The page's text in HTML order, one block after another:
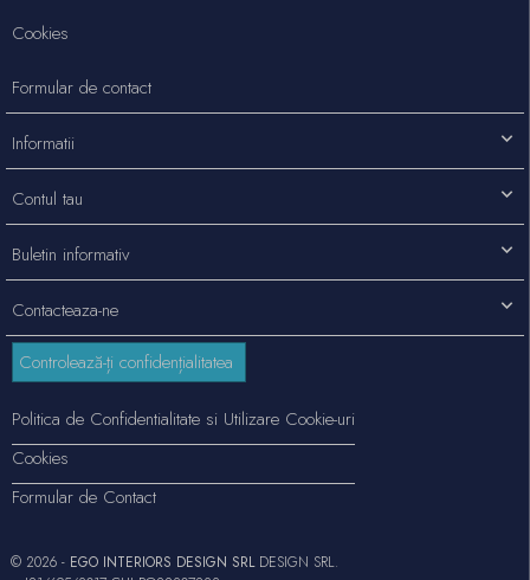
Contacteaza-ne
Cookies
Formular de contact
Informatii
Contul tau
Buletin informativ
Controlează-ți confidențialitatea
Politica de Confidentialitate si Utilizare Cookie-uri
Cookies
Formular de Contact
© 2026 - EGO INTERIORS DESIGN SRLDESIGN SRL.